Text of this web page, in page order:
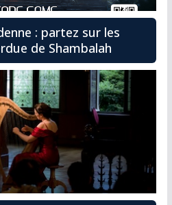
: partez sur les
de Shambalah